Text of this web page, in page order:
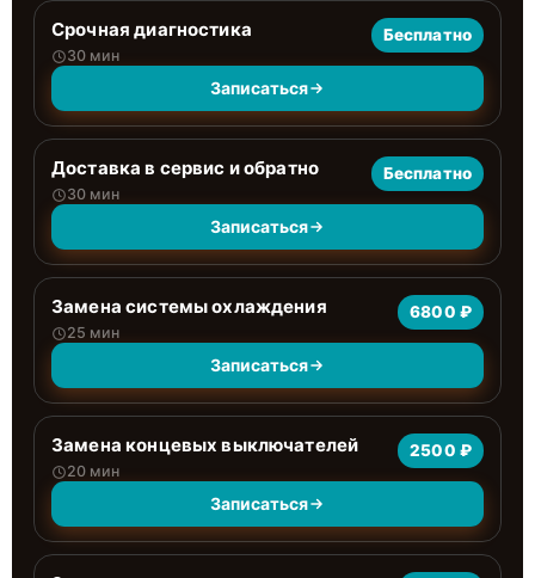
Срочная диагностика
30 мин
Бесплатно
Записаться
Доставка в сервис и обратно
30 мин
Бесплатно
Записаться
Замена системы охлаждения
25 мин
6800 ₽
Записаться
Замена концевых выключателей
20 мин
2500 ₽
Записаться